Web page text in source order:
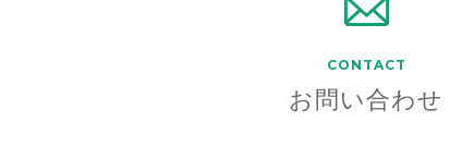
CONTACT
お問い合わせ